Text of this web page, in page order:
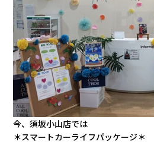
今、須坂小山店では
＊スマートカーライフパッケージ＊